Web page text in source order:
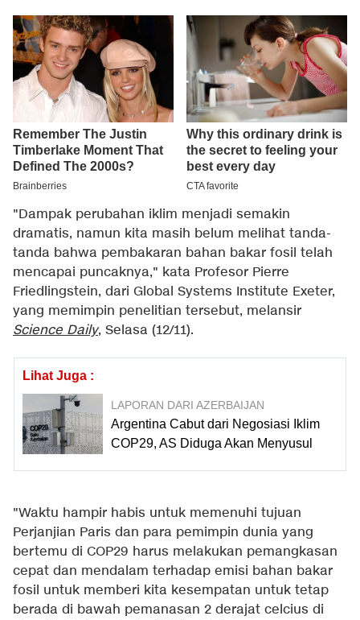
"Dampak perubahan iklim menjadi semakin
dramatis, namun kita masih belum melihat tanda-
tanda bahwa pembakaran bahan bakar fosil telah
mencapai puncaknya," kata Profesor Pierre
Friedlingstein, dari Global Systems Institute Exeter,
yang memimpin penelitian tersebut, melansir
Science Daily, Selasa (12/11).
Lihat Juga :
LAPORAN DARI AZERBAIJAN
Argentina Cabut dari Negosiasi Iklim
COP29, AS Diduga Akan Menyusul
"Waktu hampir habis untuk memenuhi tujuan
Perjanjian Paris dan para pemimpin dunia yang
bertemu di COP29 harus melakukan pemangkasan
cepat dan mendalam terhadap emisi bahan bakar
fosil untuk memberi kita kesempatan untuk tetap
berada di bawah pemanasan 2 derajat celcius di